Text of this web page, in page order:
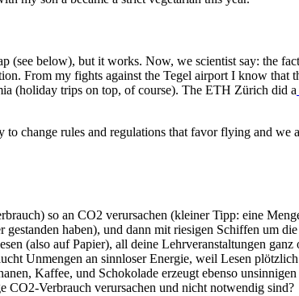
below), but it works. Now, we scientist say: the
From my fights against the Tegel airport I know that
(holiday trips on top, of course). The ETH Zürich did a
change rules and regulations that favor flying and we
so an CO2 verursachen (kleiner Tipp: eine
haben), und dann mit riesigen Schiffen um
(also auf Papier), all deine Lehrveranstaltungen ganz
Unmengen an sinnloser Energie, weil Lesen
Kaffee, und Schokolade erzeugt ebenso
CO2-Verbrauch verursachen und nicht notwendig sind?